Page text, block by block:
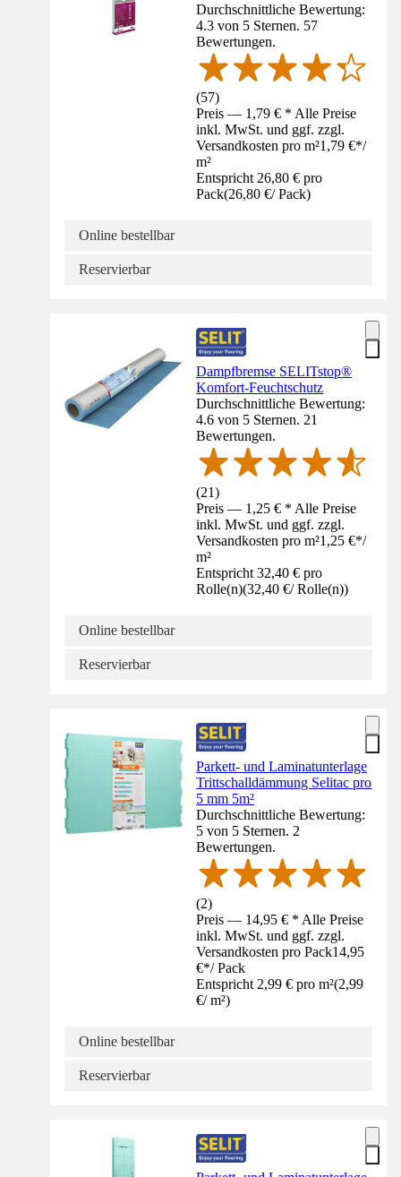
Durchschnittliche Bewertung:
4.3 von 5 Sternen. 57
Bewertungen.
(57)
Preis — 1,79 € * Alle Preise
inkl. MwSt. und ggf. zzgl.
Versandkosten pro m²1,79 €*/
m²
Entspricht 26,80 € pro
Pack(26,80 €/ Pack)
Online bestellbar
Reservierbar
Dampfbremse SELITstop®
Komfort-Feuchtschutz
Durchschnittliche Bewertung:
4.6 von 5 Sternen. 21
Bewertungen.
(21)
Preis — 1,25 € * Alle Preise
inkl. MwSt. und ggf. zzgl.
Versandkosten pro m²1,25 €*/
m²
Entspricht 32,40 € pro
Rolle(n)(32,40 €/ Rolle(n))
Online bestellbar
Reservierbar
Parkett- und Laminatunterlage
Trittschalldämmung Selitac pro
5 mm 5m²
Durchschnittliche Bewertung:
5 von 5 Sternen. 2
Bewertungen.
(2)
Preis — 14,95 € * Alle Preise
inkl. MwSt. und ggf. zzgl.
Versandkosten pro Pack14,95
€*/ Pack
Entspricht 2,99 € pro m²(2,99
€/ m²)
Online bestellbar
Reservierbar